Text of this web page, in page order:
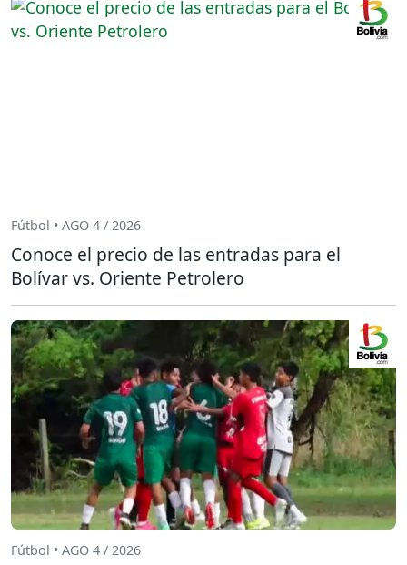
Fútbol • AGO 4 / 2026
Conoce el precio de las entradas para el
Bolívar vs. Oriente Petrolero
Fútbol • AGO 4 / 2026